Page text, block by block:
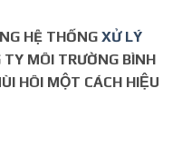
HỆ THỐNG XỬ LÝ
TY MÔI TRƯỜNG BÌNH
HÔI MỘT CÁCH HIỆU